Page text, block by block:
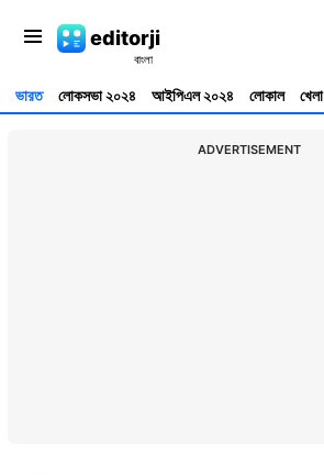
editorji
ভারত লোকসভা ২০২৪ আইপিএল ২০২৪ লোকাল খেলা
ADVERTISEMENT